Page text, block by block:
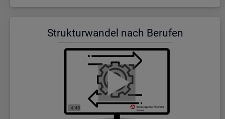
Struk­tur­wan­del nach Be­ru­fen